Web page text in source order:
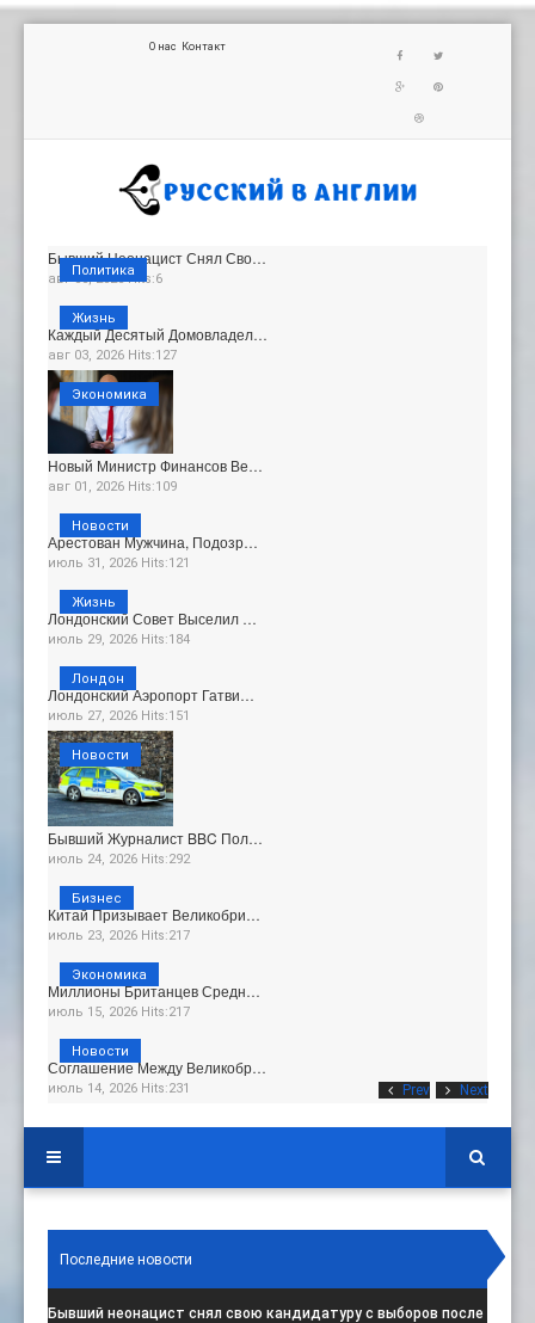
О нас Контакт
Prev Next
Бывший Неонацист Снял Сво…
авг 06, 2026 Hits:6
Политика
Каждый Десятый Домовладел…
авг 03, 2026 Hits:127
Жизнь
Новый Министр Финансов Ве…
авг 01, 2026 Hits:109
Экономика
Арестован Мужчина, Подозр…
июль 31, 2026 Hits:121
Новости
Лондонский Совет Выселил …
июль 29, 2026 Hits:184
Жизнь
Лондонский Аэропорт Гатви…
июль 27, 2026 Hits:151
Лондон
Бывший Журналист BBC Пол…
июль 24, 2026 Hits:292
Новости
Китай Призывает Великобри…
июль 23, 2026 Hits:217
Бизнес
Миллионы Британцев Средн…
июль 15, 2026 Hits:217
Экономика
Соглашение Между Великобр…
июль 14, 2026 Hits:231
Новости
Последние новости
Бывший неонацист снял свою кандидатуру с выборов после